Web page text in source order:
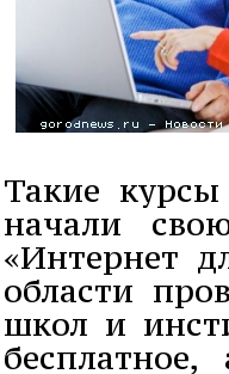
Такие
начали
«Интернет
области
школ и